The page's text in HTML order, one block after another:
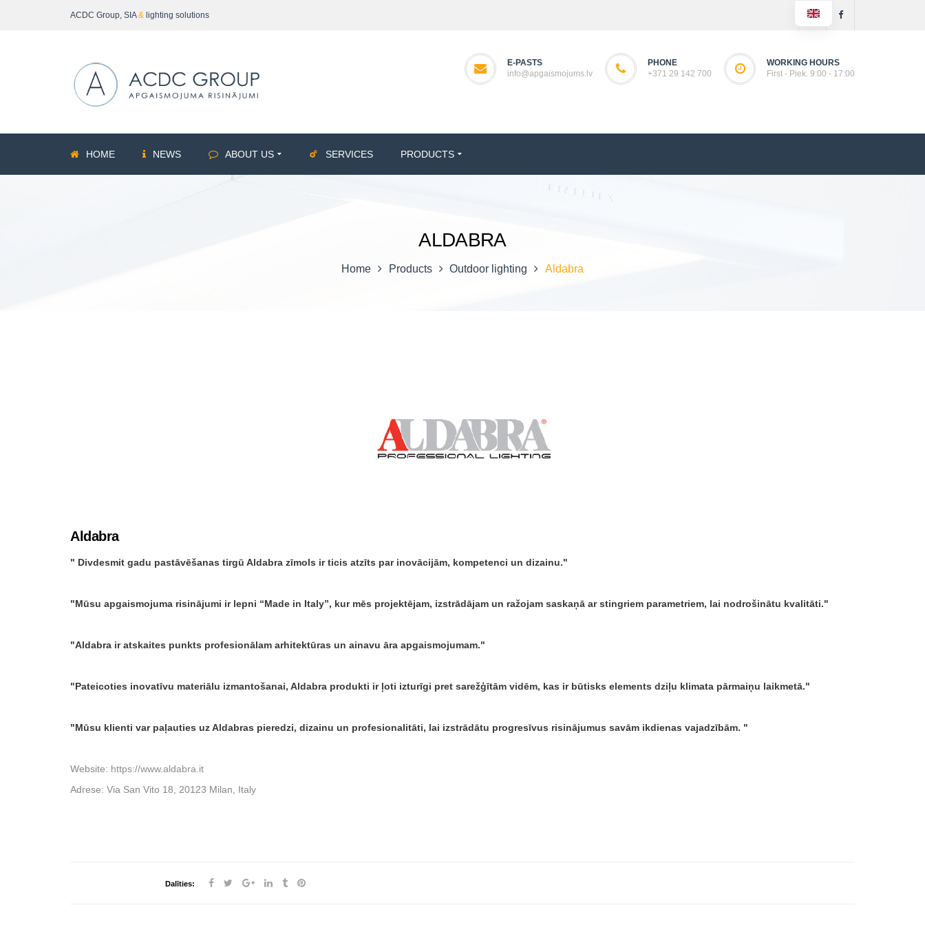
ACDC Group, SIA& lighting solutions
E-PASTS
info@apgaismojums.lv
PHONE
+371 29 142 700
WORKING HOURS
First - Piek. 9:00 - 17:00
HOME NEWS ABOUT US SERVICES PRODUCTS
ALDABRA
Home Products Outdoor lighting Aldabra
Aldabra
Divdesmit gadu pastāvēšanas tirgū Aldabra zīmols ir ticis atzīts par inovācijām, kompetenci un dizainu.
Mūsu apgaismojuma risinājumi ir lepni “Made in Italy”, kur mēs projektējam, izstrādājam un ražojam saskaņā ar stingriem parametriem, lai nodrošinātu kvalitāti.
Aldabra ir atskaites punkts profesionālam arhitektūras un ainavu āra apgaismojumam.
Pateicoties inovatīvu materiālu izmantošanai, Aldabra produkti ir ļoti izturīgi pret sarežģītām vidēm, kas ir būtisks elements dziļu klimata pārmaiņu laikmetā.
Mūsu klienti var paļauties uz Aldabras pieredzi, dizainu un profesionalitāti, lai izstrādātu progresīvus risinājumus savām ikdienas vajadzībām.
Website: https://www.aldabra.it
Adrese: Via San Vito 18, 20123 Milan, Italy
Dalīties: